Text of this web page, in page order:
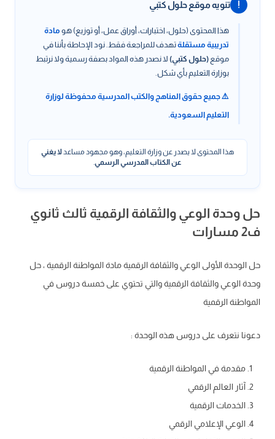
! تنويه موقع حلول كتبي
هذا المحتوى (حلول، اختبارات، أوراق عمل، أو توزيع) هو مادة
تدريبية مستقلةتهدف للمراجعة فقط. نود الإحاطة بأننا في
موقع (حلول كتبي) لا نصدر هذه المواد بصفة رسمية ولا نرتبط
بوزارة التعليم بأي شكل.
⚠️ جميع حقوق المناهج والكتب المدرسية محفوظة لوزارة
التعليم السعودية.
هذا المحتوى لا يصدر عن وزارة التعليم، وهو مجهود مساعدلا يغني
عن الكتاب المدرسي الرسمي.
حل وحدة الوعي والثقافة الرقمية ثالث ثانوي
ف2 مسارات
حل الوحدة الأولى الوعي والثقافة الرقمية مادة المواطنة الرقمية ، حل
وحدة الوعي والثقافة الرقمية والتي تحتوي على خمسة دروس في
المواطنة الرقمية
دعونا نتعرف على دروس هذه الوحدة :
مقدمة في المواطنة الرقمية
آثار العالم الرقمي
الخدمات الرقمية
الوعي الإعلامي الرقمي